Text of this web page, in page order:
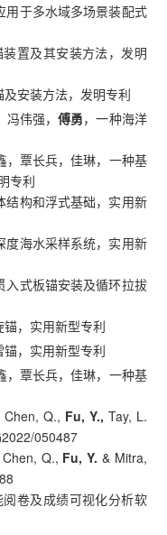
用于多水域多场景装配式
置及其安装方法，发明
安装方法，发明专利
冯伟强，傅勇，一种海洋
，覃长兵，佳琳，一种基
专利
结构和浮式基础，实用新
度海水采样系统，实用新
入式板锚安装及循环拉拔
，实用新型专利
，实用新型专利
，覃长兵，佳琳，一种基
Q., Fu, Y., Tay, L.
050487
Q., Fu, Y. & Mitra,
卷及成绩可视化分析软